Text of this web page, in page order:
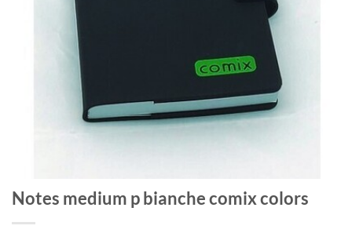
Notes medium p bianche comix colors